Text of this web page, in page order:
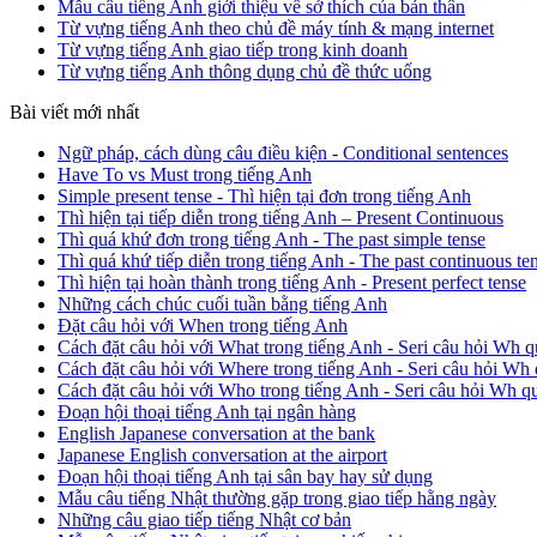
Mẫu câu tiếng Anh giới thiệu về sở thích của bản thân
Từ vựng tiếng Anh theo chủ đề máy tính & mạng internet
Từ vựng tiếng Anh giao tiếp trong kinh doanh
Từ vựng tiếng Anh thông dụng chủ đề thức uống
Bài viết mới nhất
Ngữ pháp, cách dùng câu điều kiện - Conditional sentences
Have To vs Must trong tiếng Anh
Simple present tense - Thì hiện tại đơn trong tiếng Anh
Thì hiện tại tiếp diễn trong tiếng Anh – Present Continuous
Thì quá khứ đơn trong tiếng Anh - The past simple tense
Thì quá khứ tiếp diễn trong tiếng Anh - The past continuous
Thì hiện tại hoàn thành trong tiếng Anh - Present perfect tense
Những cách chúc cuối tuần bằng tiếng Anh
Đặt câu hỏi với When trong tiếng Anh
Cách đặt câu hỏi với What trong tiếng Anh - Seri câu hỏi Wh
Cách đặt câu hỏi với Where trong tiếng Anh - Seri câu hỏi Wh
Cách đặt câu hỏi với Who trong tiếng Anh - Seri câu hỏi Wh
Đoạn hội thoại tiếng Anh tại ngân hàng
English Japanese conversation at the bank
Japanese English conversation at the airport
Đoạn hội thoại tiếng Anh tại sân bay hay sử dụng
Mẫu câu tiếng Nhật thường gặp trong giao tiếp hằng ngày
Những câu giao tiếp tiếng Nhật cơ bản